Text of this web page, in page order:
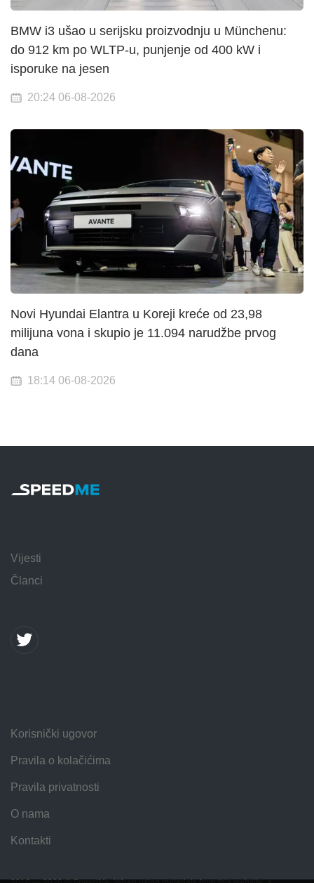
BMW i3 ušao u serijsku proizvodnju u Münchenu:
do 912 km po WLTP-u, punjenje od 400 kW i
isporuke na jesen
20:24 06-08-2026
Novi Hyundai Elantra u Koreji kreće od 23,98
milijuna vona i skupio je 11.094 narudžbe prvog
dana
18:14 06-08-2026
Vijesti
Članci
Korisnički ugovor
Pravila o kolačićima
Pravila privatnosti
O nama
Kontakti